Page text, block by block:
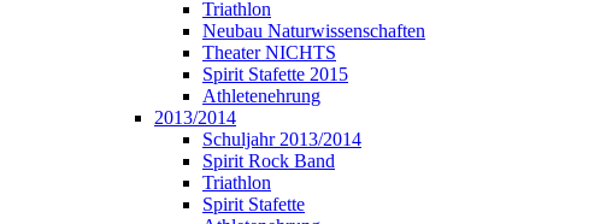
Triathlon
Neubau Naturwissenschaften
Theater NICHTS
Spirit Stafette 2015
Athletenehrung
2013/2014
Schuljahr 2013/2014
Spirit Rock Band
Triathlon
Spirit Stafette